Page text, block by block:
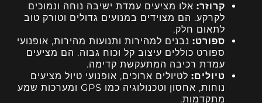
קרוזר: אלו מציעים עמדת ישיבה נוחה ונמוכים
לקרקע. הם מצוידים במנועים גדולים וטורק טוב
לתאום חלק.
ספורט: נבנים למהירות ותנועות מהירות, אופנועי
ספורט כוללים עיצוב קל וכוח גבוה. הם מציעים
עמדת רכיבה המתעקשת קדימה.
טיולים: לטיולים ארוכים, אופנועי טיול מציעים
נוחות, אחסון וטכנולוגיה כמו GPS ומערכות שמע
מתקדמות.